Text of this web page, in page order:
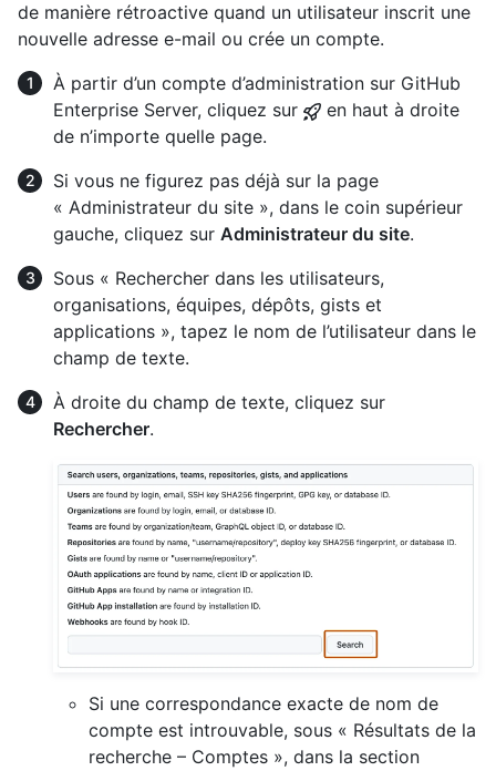
de manière rétroactive quand un utilisateur inscrit une
nouvelle adresse e-mail ou crée un compte.
À partir d’un compte d’administration sur GitHub
Enterprise Server, cliquez sur
en haut à droite
de n’importe quelle page.
Si vous ne figurez pas déjà sur la page
« Administrateur du site », dans le coin supérieur
gauche, cliquez sur Administrateur du site.
Sous « Rechercher dans les utilisateurs,
organisations, équipes, dépôts, gists et
applications », tapez le nom de l’utilisateur dans le
champ de texte.
À droite du champ de texte, cliquez sur
Rechercher.
Si une correspondance exacte de nom de
compte est introuvable, sous « Résultats de la
recherche – Comptes », dans la section